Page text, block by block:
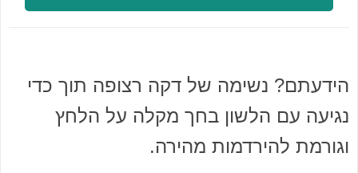
הידעתם? נשימה של דקה רצופה תוך כדי
נגיעה עם הלשון בחך מקלה על הלחץ
וגורמת להירדמות מהירה.